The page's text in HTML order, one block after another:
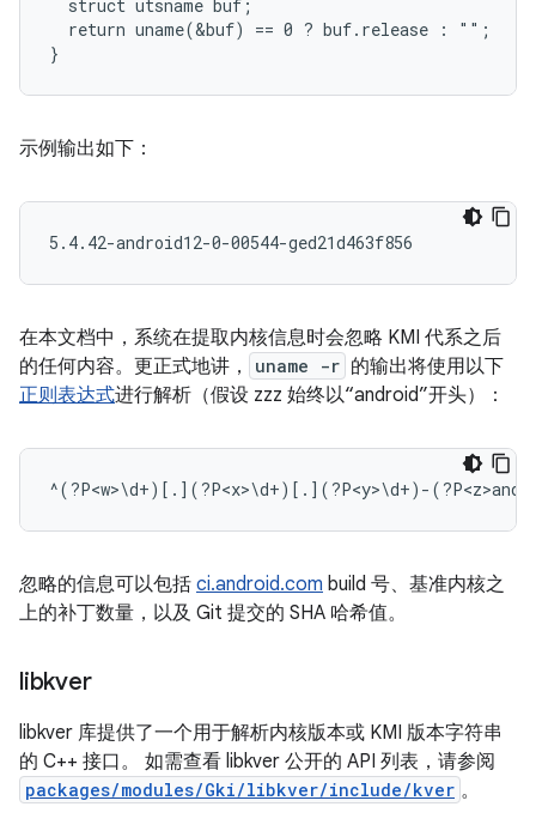
  struct utsname buf;
  return uname(&buf) == 0 ? buf.release : "";
示例输出如下：
在本文档中，系统在提取内核信息时会忽略 KMI 代系之后
的任何内容。更正式地讲，
uname -r 的输出将使用以下
正则表达式进行解析（假设 zzz 始终以“android”开头）：
忽略的信息可以包括 ci.android.com build 号、基准内核之
上的补丁数量，以及 Git 提交的 SHA 哈希值。
libkver
libkver 库提供了一个用于解析内核版本或 KMI 版本字符串
的 C++ 接口。 如需查看 libkver 公开的 API 列表，请参阅
packages/modules/Gki/libkver/include/kver 。